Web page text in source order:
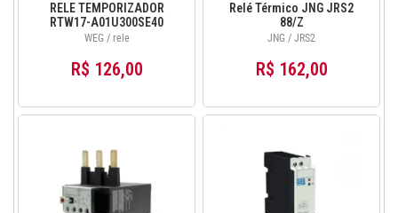
RELE TEMPORIZADOR
RTW17-A01U300SE40
Retardo na energização 1
50/60Hz/24VDC 12738238
WEG / rele
R$ 126,00
Relé Térmico JNG JRS2
88/Z
JNG / JRS2
R$ 162,00